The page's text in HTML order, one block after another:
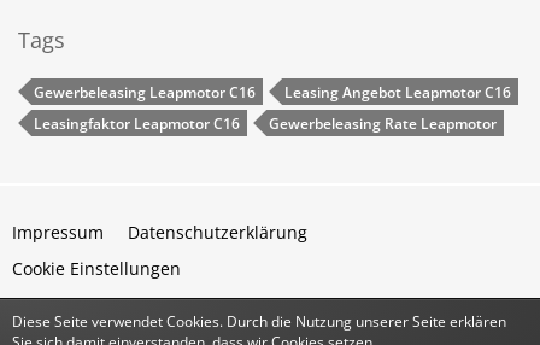
Tags
Gewerbeleasing Leapmotor C16
Leasing Angebot Leapmotor C16
Leasingfaktor Leapmotor C16
Gewerbeleasing Rate Leapmotor
Impressum
Datenschutzerklärung
Cookie Einstellungen
Community-Software:WoltLab Suite™
Diese Seite verwendet Cookies. Durch die Nutzung unserer Seite erklären